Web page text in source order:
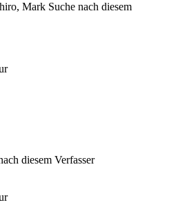
Mark Suche nach diesem
diesem Verfasser